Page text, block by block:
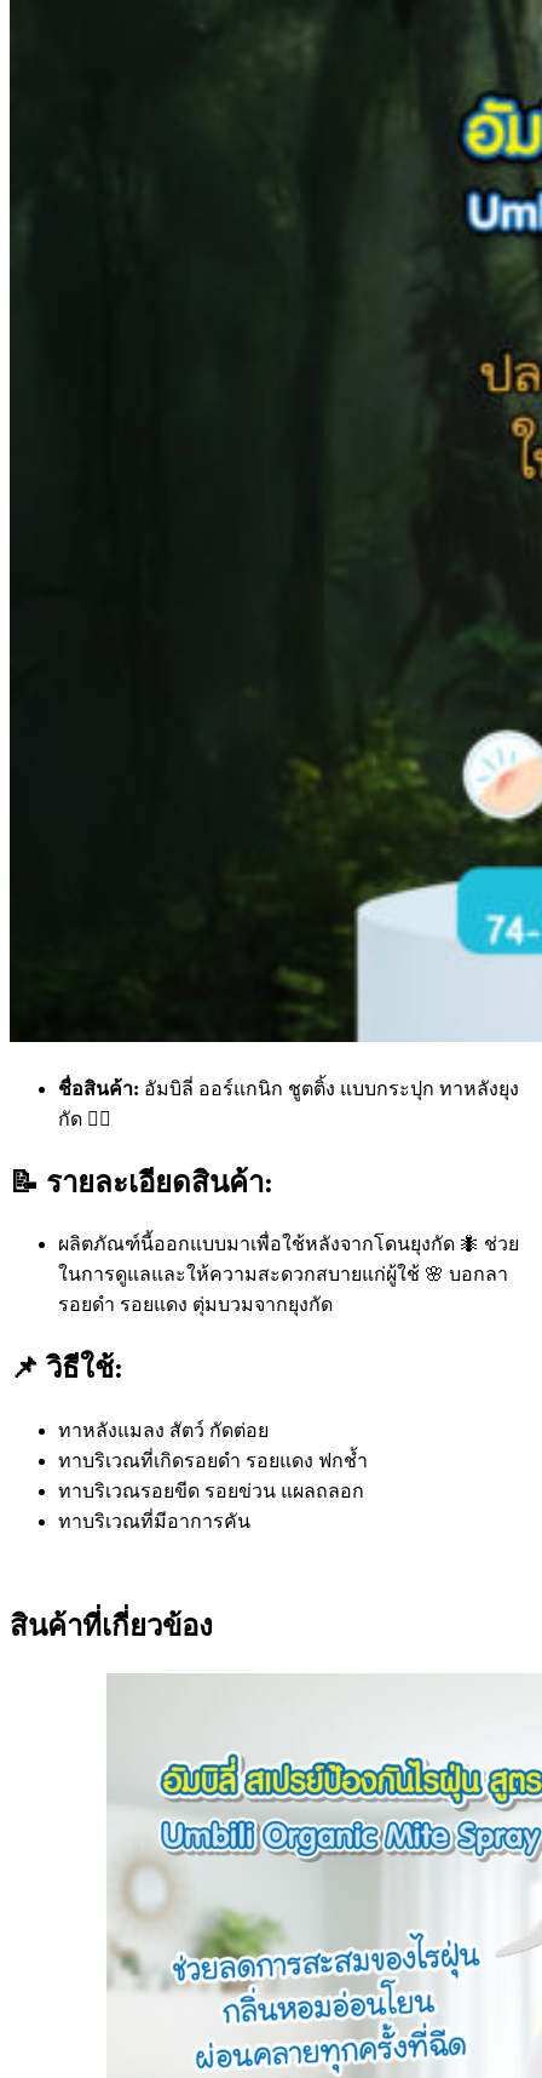
ชื่อสินค้า: อัมบิลี่ ออร์แกนิก ชูตติ้ง แบบกระปุก ทาหลังยุง
กัด 💆‍♀️
📝 รายละเอียดสินค้า:
ผลิตภัณฑ์นี้ออกแบบมาเพื่อใช้หลังจากโดนยุงกัด 🐜 ช่วย
ในการดูแลและให้ความสะดวกสบายแก่ผู้ใช้ 🌸 บอกลา
รอยดำ รอยแดง ตุ่มบวมจากยุงกัด
📌 วิธีใช้:
ทาหลังแมลง สัตว์ กัดต่อย
ทาบริเวณที่เกิดรอยดำ รอยแดง ฟกช้ำ
ทาบริเวณรอยขีด รอยข่วน แผลถลอก
ทาบริเวณที่มีอาการคัน
สินค้าที่เกี่ยวข้อง